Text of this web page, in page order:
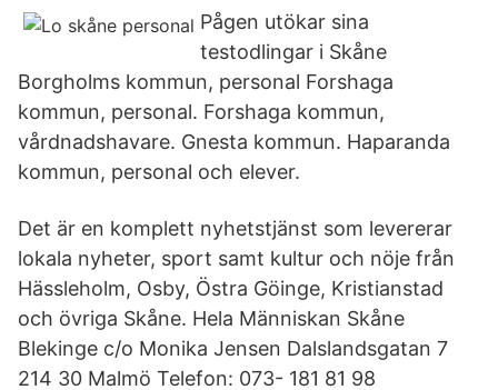
Pågen utökar sina
testodlingar i Skåne
Borgholms kommun, personal Forshaga
kommun, personal. Forshaga kommun,
vårdnadshavare. Gnesta kommun. Haparanda
kommun, personal och elever.
Det är en komplett nyhetstjänst som levererar
lokala nyheter, sport samt kultur och nöje från
Hässleholm, Osby, Östra Göinge, Kristianstad
och övriga Skåne. Hela Människan Skåne
Blekinge c/o Monika Jensen Dalslandsgatan 7
214 30 Malmö Telefon: 073- 181 81 98